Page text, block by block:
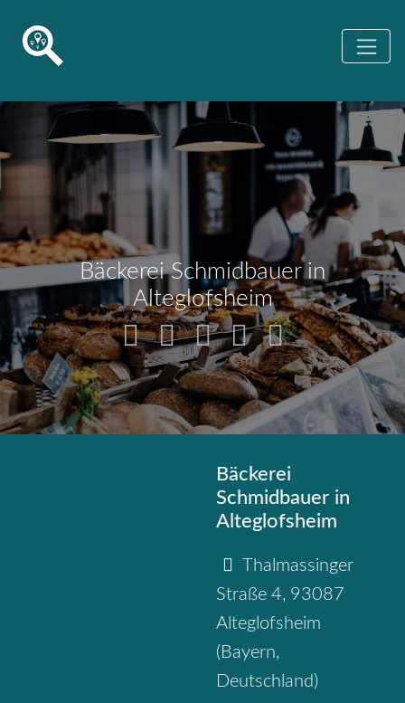
Bäckerei Schmidbauer in
Alteglofsheim
Bäckerei
Schmidbauer in
Alteglofsheim
Thalmassinger
Straße 4, 93087
Alteglofsheim
( Bayern,
Deutschland)